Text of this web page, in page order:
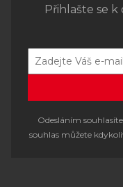
Přihlašte se
Odesláním
souhlas můžete